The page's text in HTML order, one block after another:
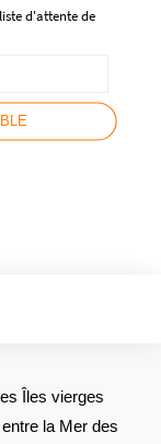
d'attente de
Îles vierges
la Mer des